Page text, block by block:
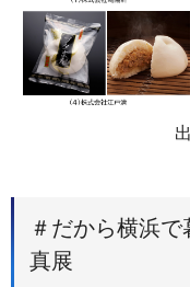
＃だから横浜
真展